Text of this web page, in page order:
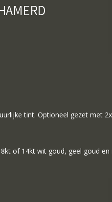
tint. Optioneel gezet met
of 14kt wit goud, geel goud en